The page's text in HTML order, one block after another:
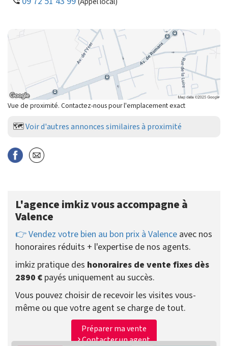
Vue de proximité. Contactez-nous pour l'emplacement exact
🗺️Voir d'autres annonces similaires à proximité
L'agence imkiz vous accompagne à
Valence
👉 Vendez votre bien au bon prix à Valence avec nos
honoraires réduits + l'expertise de nos agents.
imkiz pratique des honoraires de vente fixes dès
2890 € payés uniquement au succès.
Vous pouvez choisir de recevoir les visites vous-
même ou que votre agent se charge de tout.
Préparer ma vente
Contacter un agent